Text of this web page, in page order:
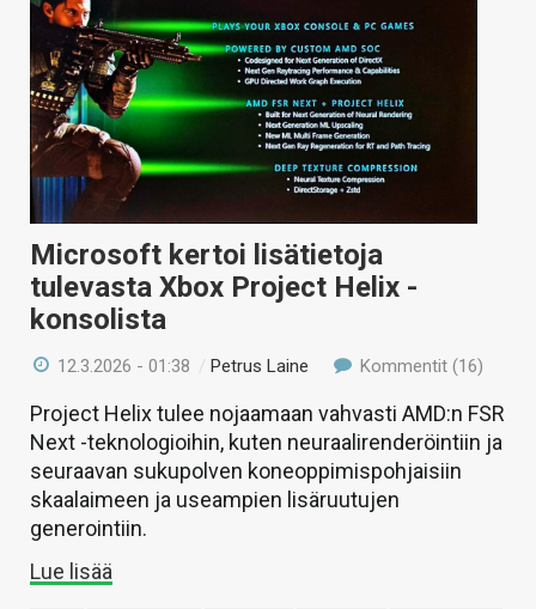
HINTA.FI
KAUPPA
VAIHDA TEEMA
HAKU
Microsoft kertoi lisätietoja
tulevasta Xbox Project Helix -
konsolista
12.3.2026 - 01:38 / Petrus Laine Kommentit (16)
Project Helix tulee nojaamaan vahvasti AMD:n FSR
Next -teknologioihin, kuten neuraalirenderöintiin ja
seuraavan sukupolven koneoppimispohjaisiin
skaalaimeen ja useampien lisäruutujen
generointiin.
Lue lisää